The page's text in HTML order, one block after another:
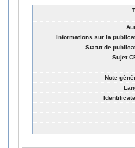
Informations sur la
Statut de
Sujet
Note